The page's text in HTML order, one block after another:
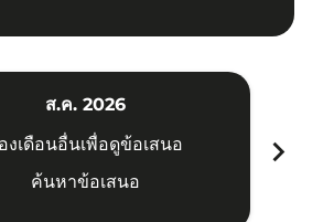
ส.ค. 2026
งเดือนอื่นเพื่อดูข้อเสนอ
ค้นหาข้อเสนอ
chevron_right